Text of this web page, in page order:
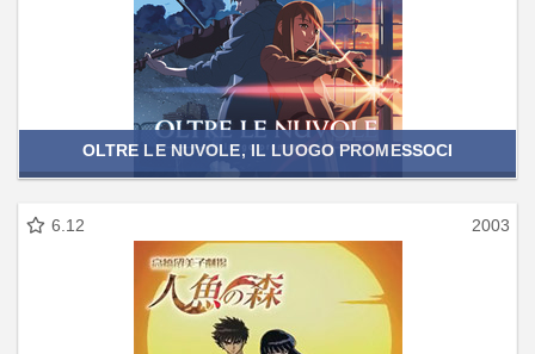
OLTRE LE NUVOLE, IL LUOGO PROMESSOCI
6.12 2003